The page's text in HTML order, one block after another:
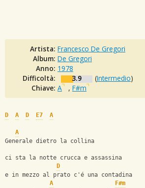
Artista: Francesco De Gregori
Album: De Gregori
Anno: 1978
Difficoltà:
3.9 (Intermedio)
Chiave: A , F#m
D A D E7 A
A
Generale dietro la collina
ci sta la notte crucca e assassina
D
e in mezzo al prato c'é una contadina
A
F#m